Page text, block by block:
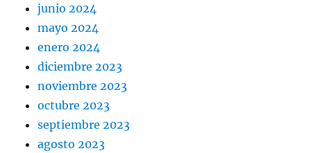
junio 2024
mayo 2024
enero 2024
diciembre 2023
noviembre 2023
octubre 2023
septiembre 2023
agosto 2023